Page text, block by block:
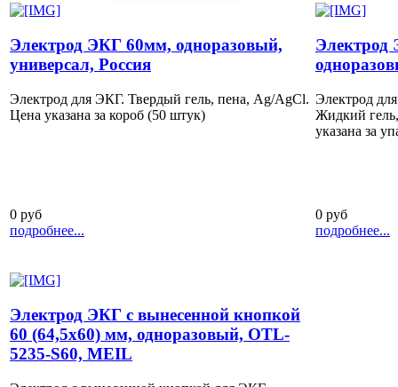
Электрод ЭКГ 60мм, одноразовый,
универсал, Россия
Электрод для ЭКГ. Твердый гель, пена, Ag/AgCl.
Цена указана за короб (50 штук)
0 руб
подробнее...
Электрод
Жидкий
указана за
0 руб
подробнее...
Электрод ЭКГ с вынесенной кнопкой
60 (64,5х60) мм, одноразовый, OTL-
5235-S60, МEIL